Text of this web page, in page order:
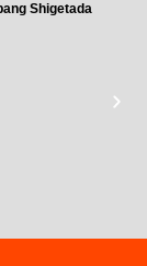
Shigetada